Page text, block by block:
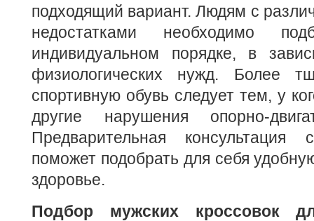
подходящий вариант. Людям с
недостатками необходимо
индивидуальном порядке, в
физиологических нужд. Более
спортивную обувь следует тем, у
другие нарушения опорно-
Предварительная консультация
поможет подобрать для себя
здоровье.
Подбор мужских кроссовок